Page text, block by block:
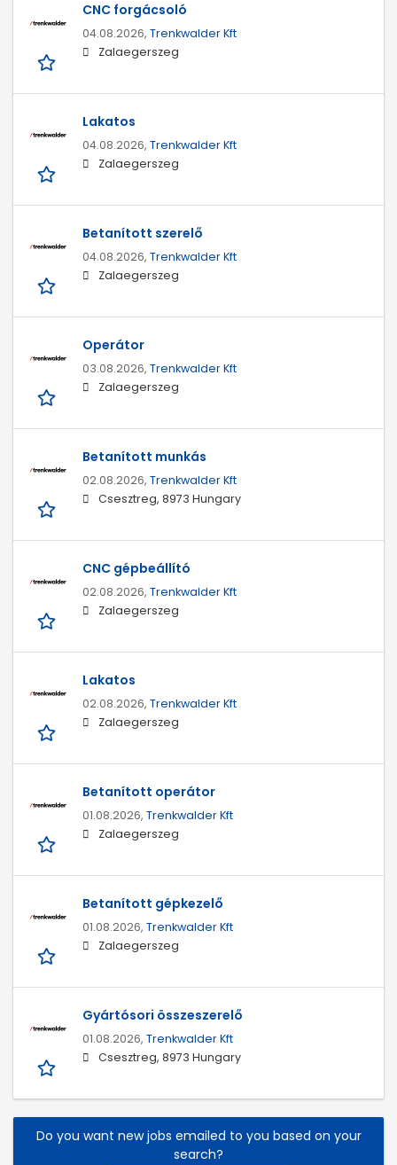
CNC forgácsoló
04.08.2026, Trenkwalder Kft
Zalaegerszeg
Lakatos
04.08.2026, Trenkwalder Kft
Zalaegerszeg
Betanított szerelő
04.08.2026, Trenkwalder Kft
Zalaegerszeg
Operátor
03.08.2026, Trenkwalder Kft
Zalaegerszeg
Betanított munkás
02.08.2026, Trenkwalder Kft
Csesztreg, 8973 Hungary
CNC gépbeállító
02.08.2026, Trenkwalder Kft
Zalaegerszeg
Lakatos
02.08.2026, Trenkwalder Kft
Zalaegerszeg
Betanított operátor
01.08.2026, Trenkwalder Kft
Zalaegerszeg
Betanított gépkezelő
01.08.2026, Trenkwalder Kft
Zalaegerszeg
Gyártósori összeszerelő
01.08.2026, Trenkwalder Kft
Csesztreg, 8973 Hungary
Do you want new jobs emailed to you based on your
search?